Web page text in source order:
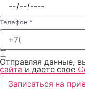
Телефон *
Отправляя данные,
сайта и даете свое
Записаться на